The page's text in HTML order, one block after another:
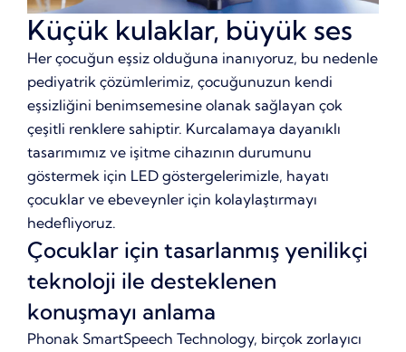
Küçük kulaklar, büyük ses
Her çocuğun eşsiz olduğuna inanıyoruz, bu nedenle
pediyatrik çözümlerimiz, çocuğunuzun kendi
eşsizliğini benimsemesine olanak sağlayan çok
çeşitli renklere sahiptir. Kurcalamaya dayanıklı
tasarımımız ve işitme cihazının durumunu
göstermek için LED göstergelerimizle, hayatı
çocuklar ve ebeveynler için kolaylaştırmayı
hedefliyoruz.
Çocuklar için tasarlanmış yenilikçi
teknoloji ile desteklenen
konuşmayı anlama
Phonak SmartSpeech Technology, birçok zorlayıcı